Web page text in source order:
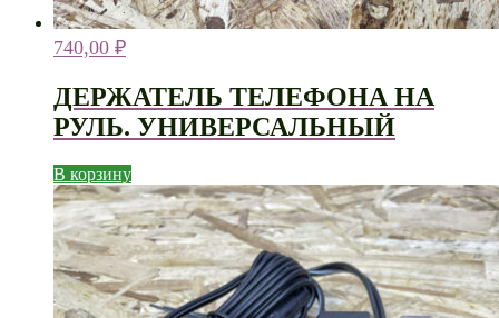
740,00 ₽
ДЕРЖАТЕЛЬ ТЕЛЕФОНА НА
РУЛЬ. УНИВЕРСАЛЬНЫЙ
В корзину